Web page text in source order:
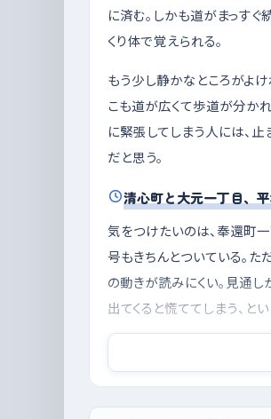
に済む。しかも道がまっす
くり体で覚えられる。
もう少し静かなところがよ
こも道が広くて歩道が分か
に緊張してしまう人には、
だと思う。
清心町と大元一丁目、
気をつけたいのは、奉還町
号もきちんとついている。
の動きが読みにくい。見通
出てくると慌ててしまう、と
上中野一丁目の大元一丁目
めに減速して曲がる車と、